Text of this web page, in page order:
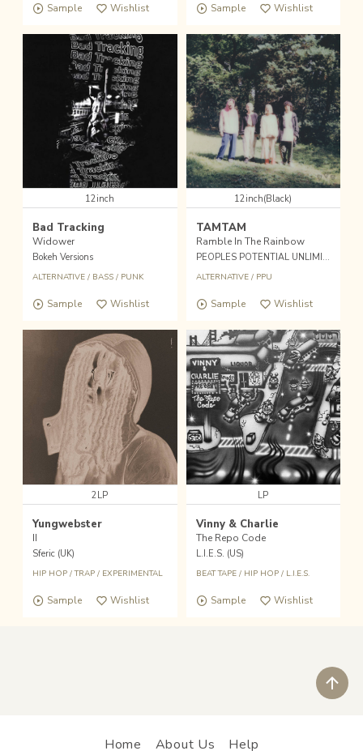
Sample Wishlist Sample Wishlist
12inch
Bad Tracking
Widower
Bokeh Versions
ALTERNATIVE/ BASS/ PUNK
Sample Wishlist
12inch(Black)
TAMTAM
Ramble In The Rainbow
PEOPLES POTENTIAL UNLIMITED (US)
ALTERNATIVE/ PPU
Sample Wishlist
2LP
Yungwebster
II
Sferic (UK)
HIP HOP/TRAP/ EXPERIMENTAL
Sample Wishlist
LP
Vinny & Charlie
The Repo Code
L.I.E.S. (US)
BEAT TAPE/ HIP HOP/ L.I.E.S.
Sample Wishlist
Home About Us Help